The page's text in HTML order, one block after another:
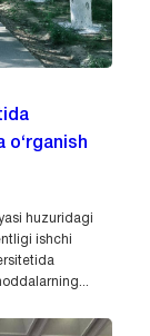
o‘rganish
huzuridagi
ishchi